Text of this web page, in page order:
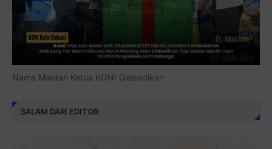
Nama Mantan Ketua KONI Diabadikan
SALAM DARI EDITOR